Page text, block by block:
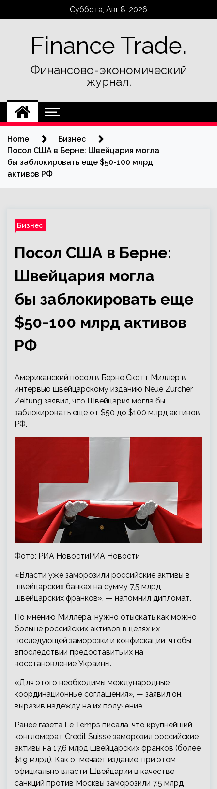
Суббота, Авг 8, 2026
Finance Trade.
Финансово-экономический
журнал.
Home
Бизнес
Посол США в Берне: Швейцария могла
бы заблокировать еще $50-100 млрд
активов РФ
Бизнес
Посол США в Берне:
Швейцария могла
бы заблокировать еще
$50-100 млрд активов
РФ
Американский посол в Берне Скотт Миллер в
интервью швейцарскому изданию Neue Zürcher
Zeitung заявил, что Швейцария могла бы
заблокировать еще от $50 до $100 млрд активов
РФ.
Фото: РИА НовостиРИА Новости
«Власти уже заморозили российские активы в
швейцарских банках на сумму 7,5 млрд
швейцарских франков», — напомнил дипломат.
По мнению Миллера, нужно отыскать как можно
больше российских активов в целях их
последующей заморозки и конфискации, чтобы
впоследствии предоставить их на
восстановление Украины.
«Для этого необходимы международные
координационные соглашения», — заявил он,
выразив надежду на их получение.
Ранее газета Le Temps писала, что крупнейший
конгломерат Credit Suisse заморозил российские
активы на 17,6 млрд швейцарских франков (более
$19 млрд). Как отмечает издание, при этом
официально власти Швейцарии в качестве
санкций против Москвы заморозили 7,5 млрд